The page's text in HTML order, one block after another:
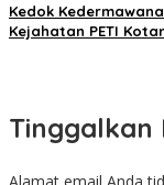
Kedok
Kejahatan PETI
Tinggalkan